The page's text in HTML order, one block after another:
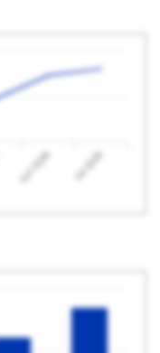
Jun 2026 Jul 2026